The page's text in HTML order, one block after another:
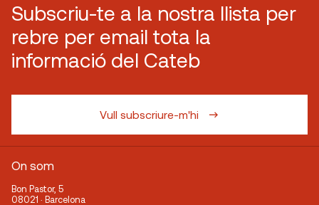
Subscriu-te a la nostra llista per
rebre per email tota la
informació del Cateb
Vull subscriure-m'hi
On som
Bon Pastor, 5
08021 · Barcelona